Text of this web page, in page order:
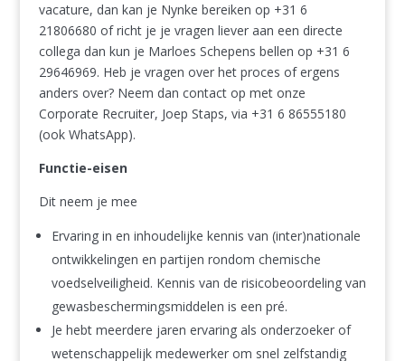
vacature, dan kan je Nynke bereiken op +31 6
21806680 of richt je je vragen liever aan een directe
collega dan kun je Marloes Schepens bellen op +31 6
29646969. Heb je vragen over het proces of ergens
anders over? Neem dan contact op met onze
Corporate Recruiter, Joep Staps, via +31 6 86555180
(ook WhatsApp).
Functie-eisen
Dit neem je mee
Ervaring in en inhoudelijke kennis van (inter)nationale
ontwikkelingen en partijen rondom chemische
voedselveiligheid. Kennis van de risicobeoordeling van
gewasbeschermingsmiddelen is een pré.
Je hebt meerdere jaren ervaring als onderzoeker of
wetenschappelijk medewerker om snel zelfstandig